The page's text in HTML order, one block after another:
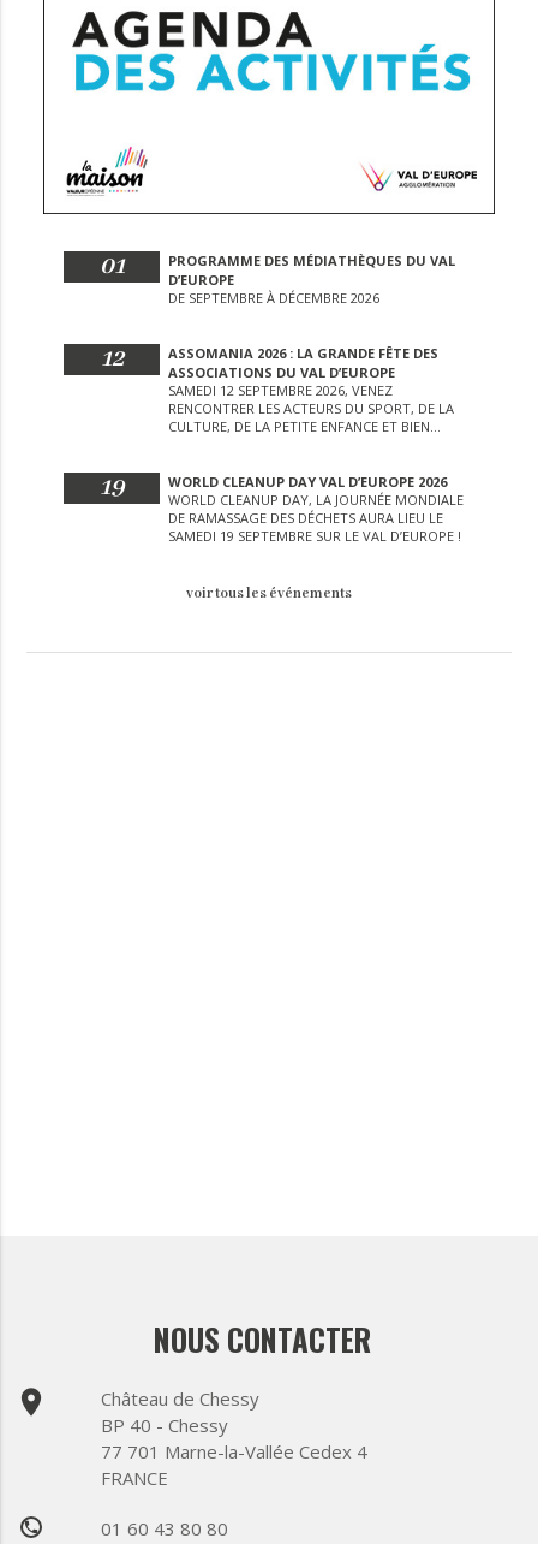
01
PROGRAMME DES MÉDIATHÈQUES DU VAL
D’EUROPE
DE SEPTEMBRE À DÉCEMBRE 2026
12
ASSOMANIA 2026 : LA GRANDE FÊTE DES
ASSOCIATIONS DU VAL D’EUROPE
SAMEDI 12 SEPTEMBRE 2026, VENEZ
RENCONTRER LES ACTEURS DU SPORT, DE LA
CULTURE, DE LA PETITE ENFANCE ET BIEN
19
WORLD CLEANUP DAY VAL D’EUROPE 2026
WORLD CLEANUP DAY, LA JOURNÉE MONDIALE
DE RAMASSAGE DES DÉCHETS AURA LIEU LE
SAMEDI 19 SEPTEMBRE SUR LE VAL D’EUROPE !
voir tous les événements
NOUS CONTACTER
place
Château de Chessy
BP 40 - Chessy
77 701 Marne-la-Vallée Cedex 4
FRANCE
phone 01 60 43 80 80